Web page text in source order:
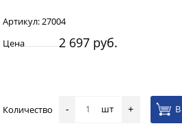
Артикул: 27004
Цена
2 697 руб.
Количество - шт +